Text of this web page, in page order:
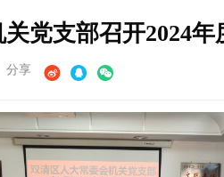
党支部召开2024
分享